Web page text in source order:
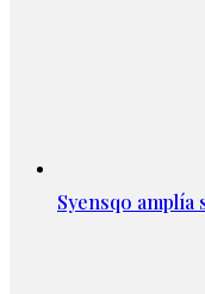
Syensqo amplía